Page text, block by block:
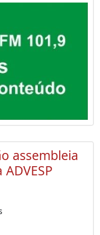
assembleia